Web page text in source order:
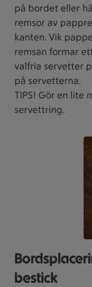
på bordet eller
remsor av
kanten. Vik
remsan formar
valfria servetter
på servetterna.
TIPS! Gör en lite
servettring.
bestick